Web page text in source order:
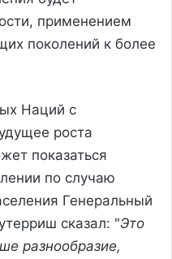
применением
поколений к более
Наций с
роста
показаться
по случаю
Генеральный
сказал: "Это
разнообразие,